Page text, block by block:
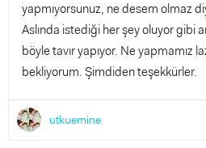
yapmıyorsunuz, ne desem olmaz
Aslında istediği her şey oluyor gibi
böyle tavır yapıyor. Ne yapmamız
bekliyorum. Şimdiden teşekkürler.
utkuemine